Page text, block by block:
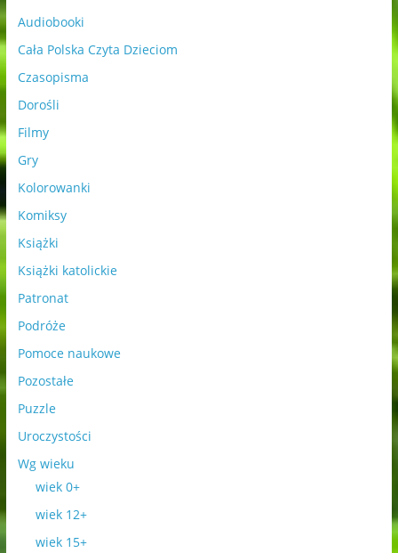
Audiobooki
Cała Polska Czyta Dzieciom
Czasopisma
Dorośli
Filmy
Gry
Kolorowanki
Komiksy
Książki
Książki katolickie
Patronat
Podróże
Pomoce naukowe
Pozostałe
Puzzle
Uroczystości
Wg wieku
wiek 0+
wiek 12+
wiek 15+